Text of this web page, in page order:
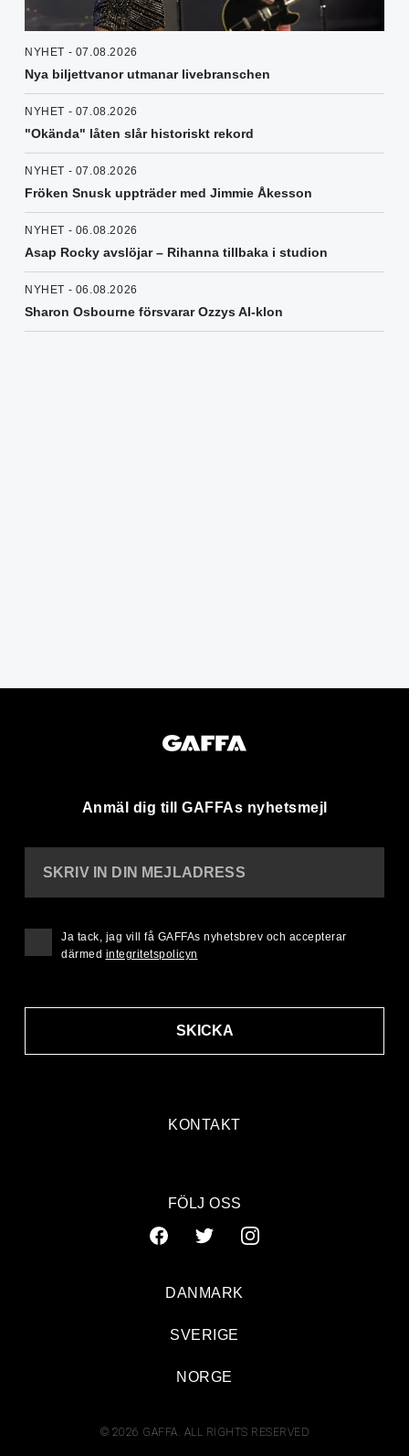
NYHET - 07.08.2026
Nya biljettvanor utmanar livebranschen
NYHET - 07.08.2026
"Okända" låten slår historiskt rekord
NYHET - 07.08.2026
Fröken Snusk uppträder med Jimmie Åkesson
NYHET - 06.08.2026
Asap Rocky avslöjar – Rihanna tillbaka i studion
NYHET - 06.08.2026
Sharon Osbourne försvarar Ozzys AI-klon
Anmäl dig till GAFFAs nyhetsmejl
KONTAKT
SKRIV IN DIN MEJLADRESS
SKICKA
Ja tack, jag vill få GAFFAs nyhetsbrev och accepterar
därmed integritetspolicyn
FÖLJ OSS
© 2026 GAFFA. ALL RIGHTS RESERVED
DANMARK
SVERIGE
NORGE